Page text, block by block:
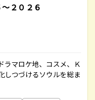
２０２６
ラマロケ地、コスメ、Ｋ
しつづけるソウルを総ま